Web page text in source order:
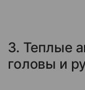
3. Теплые
головы и